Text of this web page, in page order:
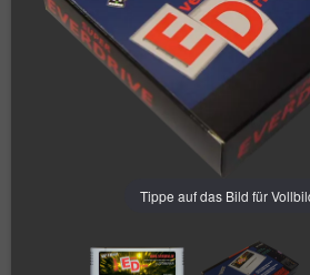
Tippe auf das Bild für